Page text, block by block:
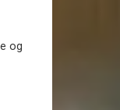
og